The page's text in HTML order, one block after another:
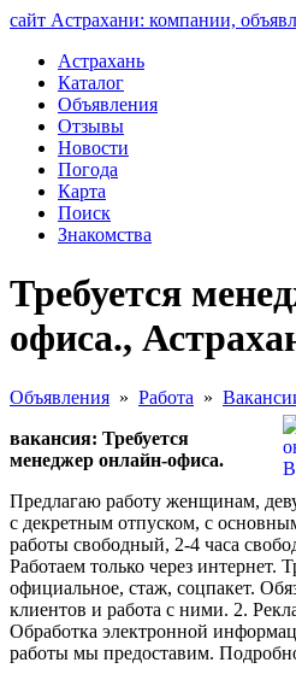
сайт Астрахани: компании,
Астрахань
Каталог
Объявления
Отзывы
Новости
Погода
Карта
Поиск
Знакомства
Требуется
офиса.,
Объявления » Работа »
вакансия: Требуется
менеджер онлайн-офиса.
Предлагаю работу женщинам,
с декретным отпуском, с
работы свободный, 2-4 часа
Работаем только через интернет.
официальное, стаж, соцпакет.
клиентов и работа с ними. 2.
Обработка электронной
работы мы предоставим.